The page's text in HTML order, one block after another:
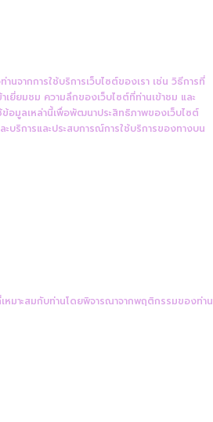
านจากการใช้บริการเว็บไซต์ของเรา เช่น วิธีการที่
าเยี่ยมชม ความลึกของเว็บไซต์ที่ท่านเข้าชม และ
ช้ข้อมูลเหล่านี้เพื่อพัฒนาประสิทธิภาพของเว็บไซต์
บริการและประสบการณ์การใช้บริการของทางบน
หมาะสมกับท่านโดยพิจารณาจากพฤติกรรมของท่าน